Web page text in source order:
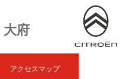
大府
アクセスマップ